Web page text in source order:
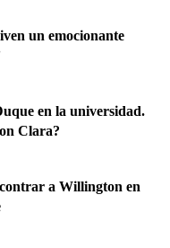
un emocionante
en la universidad.
Clara?
a Willington en